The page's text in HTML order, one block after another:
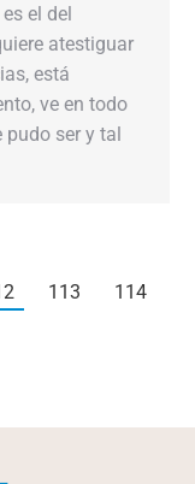
el del
atestiguar
está
ve en todo
pudo ser y tal
113
114